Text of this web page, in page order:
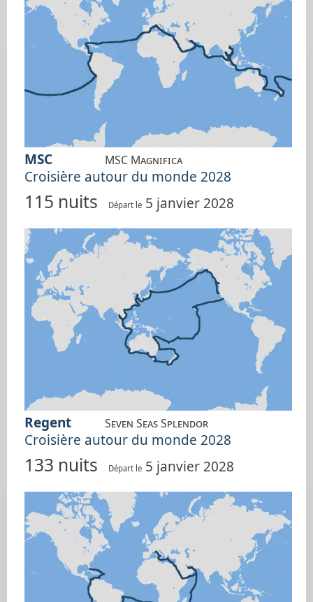
MSC MSC Magnifica
Croisière autour du monde 2028
115 nuits Départ le 5 janvier 2028
Regent Seven Seas Splendor
Croisière autour du monde 2028
133 nuits Départ le 5 janvier 2028